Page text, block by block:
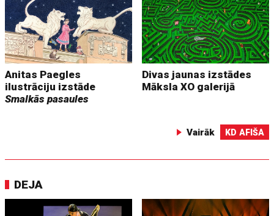
Anitas Paegles
ilustrāciju izstāde
Smalkās pasaules
Divas jaunas izstādes
Māksla XO galerijā
Vairāk KD AFIŠA
DEJA